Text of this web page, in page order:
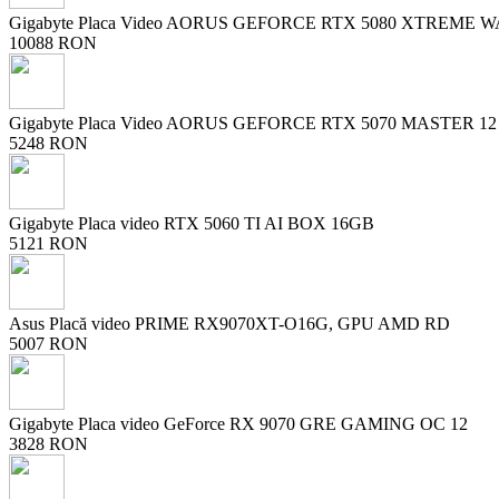
Gigabyte Placa Video AORUS GEFORCE RTX 5080 XTREME
10088 RON
Gigabyte Placa Video AORUS GEFORCE RTX 5070 MASTER 12
5248 RON
Gigabyte Placa video RTX 5060 TI AI BOX 16GB
5121 RON
Asus Placă video PRIME RX9070XT-O16G, GPU AMD RD
5007 RON
Gigabyte Placa video GeForce RX 9070 GRE GAMING OC 12
3828 RON